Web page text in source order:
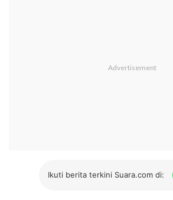
Ikuti berita terkini Suara.com di: